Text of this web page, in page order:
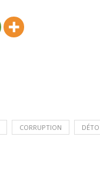
CORRUPTION